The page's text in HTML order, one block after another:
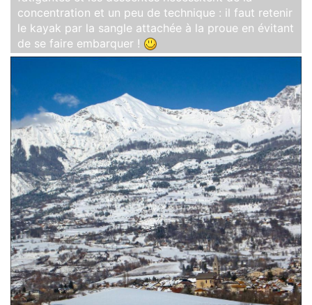
concentration et un peu de technique : il faut retenir
le kayak par la sangle attachée à la proue en évitant
de se faire embarquer !